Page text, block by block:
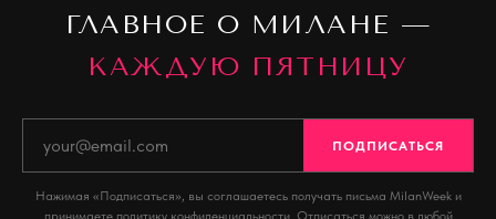
ГЛАВНОЕ О МИЛАНЕ —
КАЖДУЮ ПЯТНИЦУ
ПОДПИСАТЬСЯ
Нажимая «Подписаться», вы соглашаетесь получать письма MilanWeek и